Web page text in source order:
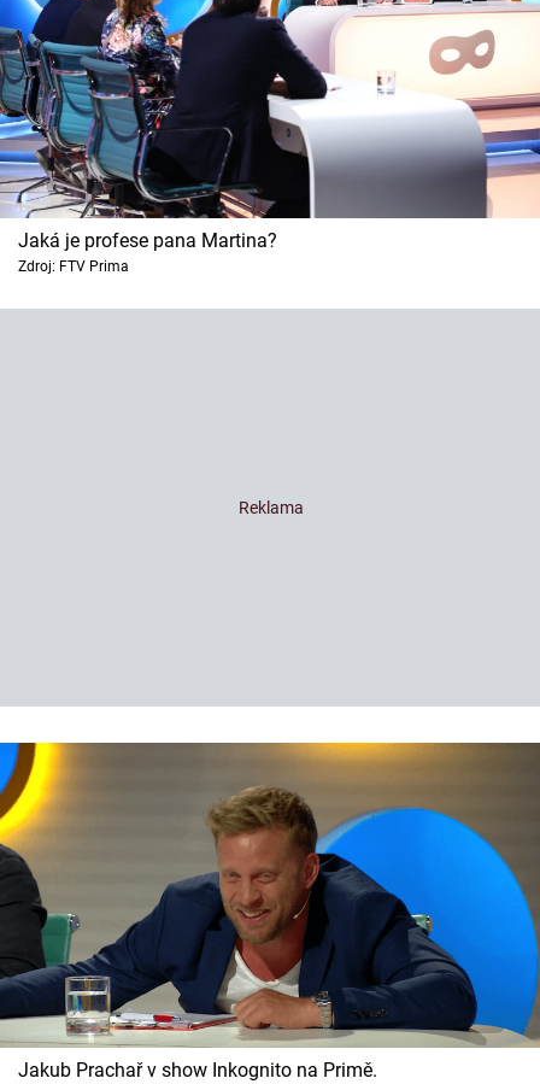
Jaká je profese pana Martina?
Zdroj: FTV Prima
Jakub Prachař v show Inkognito na Primě.